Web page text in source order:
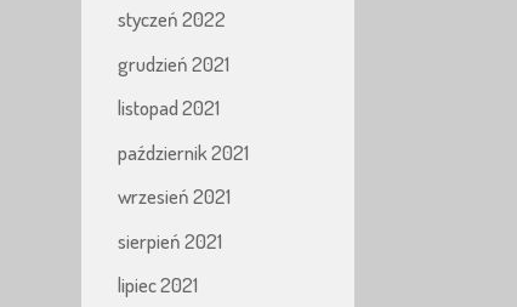
styczeń 2022
grudzień 2021
listopad 2021
październik 2021
wrzesień 2021
sierpień 2021
lipiec 2021